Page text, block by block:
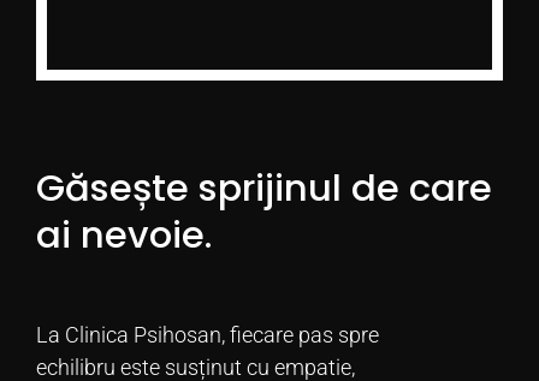
Găsește sprijinul de care
ai nevoie.
La Clinica Psihosan, fiecare pas spre
echilibru este susținut cu empatie,